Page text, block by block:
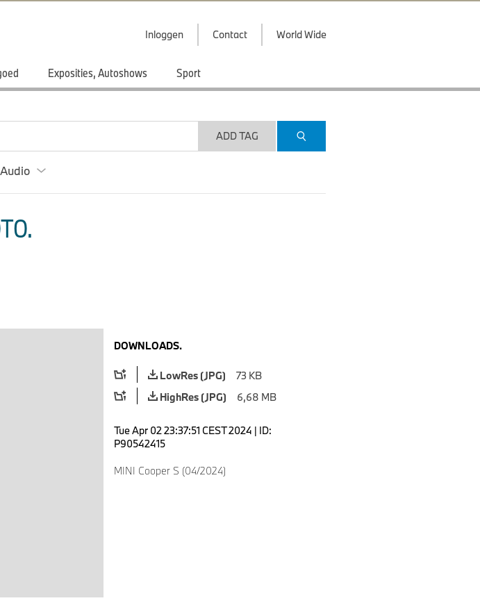
Inloggen Contact World Wide
Exposities, Autoshows Sport
ADD TAG
Audio
DOWNLOADS.
LowRes (JPG)
73 KB
HighRes (JPG)
6,68 MB
Tue Apr 02 23:37:51 CEST 2024 | ID:
P90542415
MINI Cooper S (04/2024)